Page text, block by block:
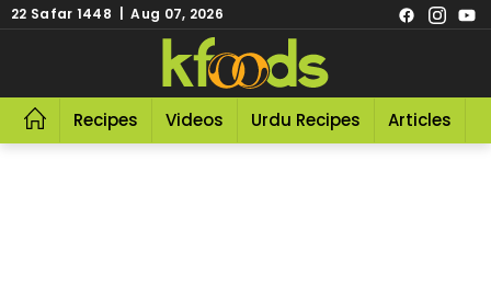
22 Safar 1448 | Aug 07, 2026
Recipes Videos Urdu Recipes Articles